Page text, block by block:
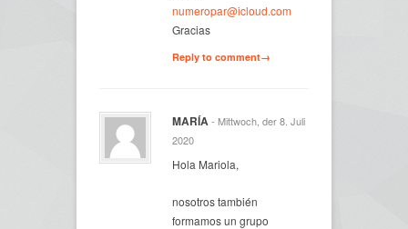
numeropar@icloud.com
Gracias
Reply to comment→
MARÍA- Mittwoch, der 8. Juli
2020
Hola Mariola,
nosotros también
formamos un grupo